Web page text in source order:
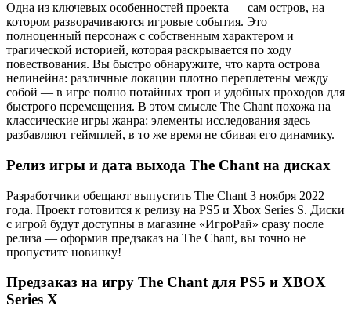
Одна из ключевых особенностей проекта — сам остров, на
котором разворачиваются игровые события. Это
полноценный персонаж с собственным характером и
трагической историей, которая раскрывается по ходу
повествования. Вы быстро обнаружите, что карта острова
нелинейна: различные локации плотно переплетены между
собой — в игре полно потайных троп и удобных проходов для
быстрого перемещения. В этом смысле The Chant похожа на
классические игры жанра: элементы исследования здесь
разбавляют геймплей, в то же время не сбивая его динамику.
Релиз игры и дата выхода The Chant на дисках
Разработчики обещают выпустить The Chant 3 ноября 2022
года. Проект готовится к релизу на PS5 и Xbox Series S. Диски
с игрой будут доступны в магазине «ИгроРай» сразу после
релиза — оформив предзаказ на The Chant, вы точно не
пропустите новинку!
Предзаказ на игру The Chant для PS5 и XBOX
Series X